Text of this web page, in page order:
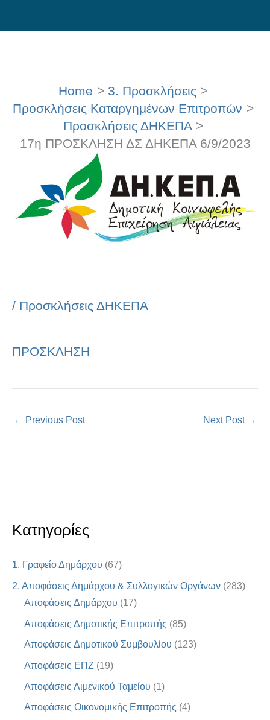
to
Κατηγορίες
1. Γραφείο Δημάρχου (67)
2. Αποφάσεις Δημάρχου & Συλλογικών Οργάνων (283)
Αποφάσεις Δημάρχου (17)
Αποφάσεις Δημοτικής Επιτροπής (85)
Αποφάσεις Δημοτικού Συμβουλίου (123)
Αποφάσεις ΕΠΖ (19)
Αποφάσεις Λιμενικού Ταμείου (1)
Αποφάσεις Οικονομικής Επιτροπής (4)
Home
3. Προσκλήσεις
Προσκλήσεις Καταργημένων Επιτροπών
Προσκλήσεις ΔΗΚΕΠΑ
17η ΠΡΟΣΚΛΗΣΗ ΔΣ ΔΗΚΕΠΑ 6/9/2023
/ Προσκλήσεις ΔΗΚΕΠΑ
ΠΡΟΣΚΛΗΣΗ
← Previous Post Next Post →